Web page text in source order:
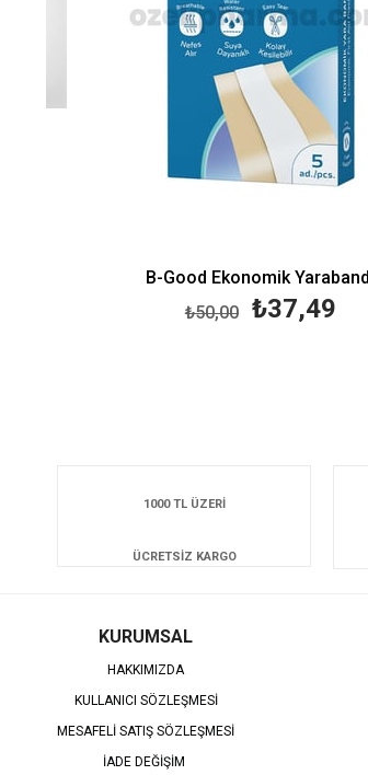
B-Good Ekonomik Yarabandı
₺37,49
₺50,00
1000 TL ÜZERİ
ÜCRETSİZ KARGO
KURUMSAL
HAKKIMIZDA
KULLANICI SÖZLEŞMESİ
MESAFELİ SATIŞ SÖZLEŞMESİ
İADE DEĞİŞİM